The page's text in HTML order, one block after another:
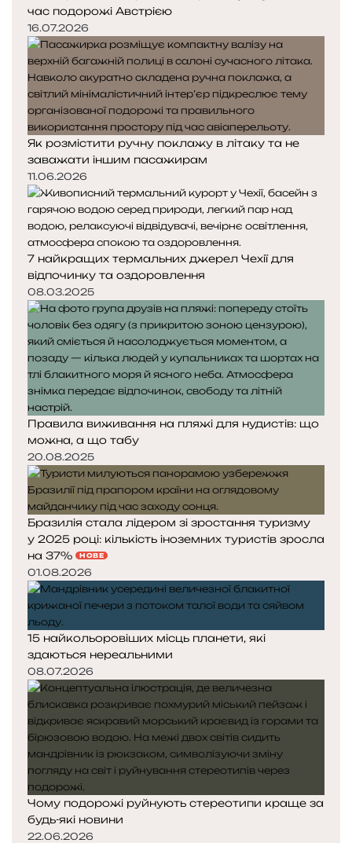
час подорожі Австрією
16.07.2026
Як розмістити ручну поклажу в літаку та не
заважати іншим пасажирам
11.06.2026
7 найкращих термальних джерел Чехії для
відпочинку та оздоровлення
08.03.2025
Правила виживання на пляжі для нудистів: що
можна, а що табу
20.08.2025
Бразилія стала лідером зі зростання туризму
у 2025 році: кількість іноземних туристів зросла
на 37%
НОВЕ
01.08.2026
15 найкольоровіших місць планети, які
здаються нереальними
08.07.2026
Чому подорожі руйнують стереотипи краще за
будь-які новини
22.06.2026